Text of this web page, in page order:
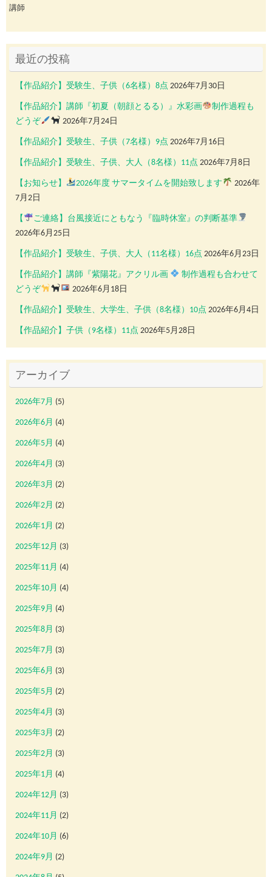
講師
最近の投稿
【作品紹介】受験生、子供（6名様）8点 2026年7月30日
【作品紹介】講師『初夏（朝顔とるる）』水彩画
制作過程も
どうぞ
2026年7月24日
【作品紹介】受験生、子供（7名様）9点 2026年7月16日
【作品紹介】受験生、子供、大人（8名様）11点 2026年7月8日
【お知らせ】 2026年度 サマータイムを開始致します
2026年
7月2日
【
ご連絡】台風接近にともなう『臨時休室』の判断基準
2026年6月25日
【作品紹介】受験生、子供、大人（11名様）16点 2026年6月23日
【作品紹介】講師『紫陽花』アクリル画
制作過程も合わせて
どうぞ
2026年6月18日
【作品紹介】受験生、大学生、子供（8名様）10点 2026年6月4日
【作品紹介】子供（9名様）11点 2026年5月28日
アーカイブ
2026年7月 (5)
2026年6月 (4)
2026年5月 (4)
2026年4月 (3)
2026年3月 (2)
2026年2月 (2)
2026年1月 (2)
2025年12月 (3)
2025年11月 (4)
2025年10月 (4)
2025年9月 (4)
2025年8月 (3)
2025年7月 (3)
2025年6月 (3)
2025年5月 (2)
2025年4月 (3)
2025年3月 (2)
2025年2月 (3)
2025年1月 (4)
2024年12月 (3)
2024年11月 (2)
2024年10月 (6)
2024年9月 (2)